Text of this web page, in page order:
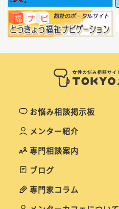
お悩み相談掲示板
メンター紹介
専門相談案内
ブログ
専門家コラム